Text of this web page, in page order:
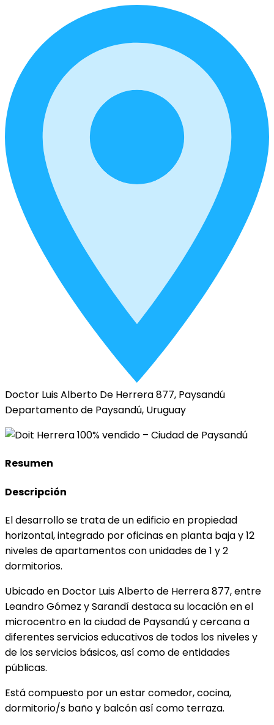
Doctor Luis Alberto De Herrera 877, Paysandú
Departamento de Paysandú, Uruguay
Resumen
Descripción
El desarrollo se trata de un edificio en propiedad
horizontal, integrado por oficinas en planta baja y 12
niveles de apartamentos con unidades de 1 y 2
dormitorios.
Ubicado en Doctor Luis Alberto de Herrera 877, entre
Leandro Gómez y Sarandí destaca su locación en el
microcentro en la ciudad de Paysandú y cercana a
diferentes servicios educativos de todos los niveles y
de los servicios básicos, así como de entidades
públicas.
Está compuesto por un estar comedor, cocina,
dormitorio/s baño y balcón así como terraza.